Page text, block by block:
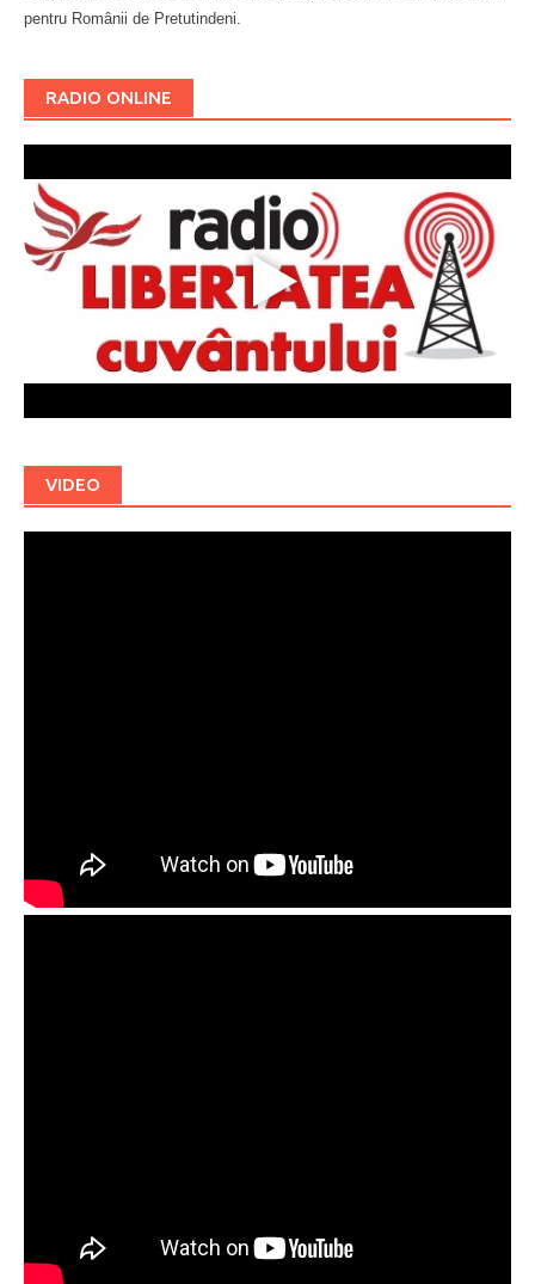
pentru Românii de Pretutindeni.
RADIO ONLINE
VIDEO